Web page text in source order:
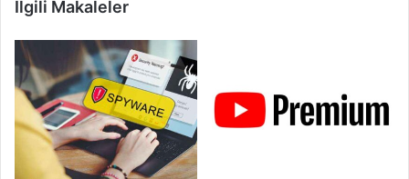
İlgili Makaleler